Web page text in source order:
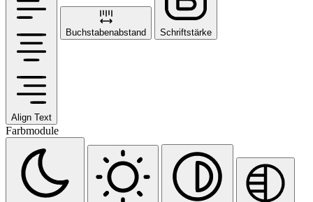
Align Text
Buchstabenabstand Schriftstärke
Farbmodule